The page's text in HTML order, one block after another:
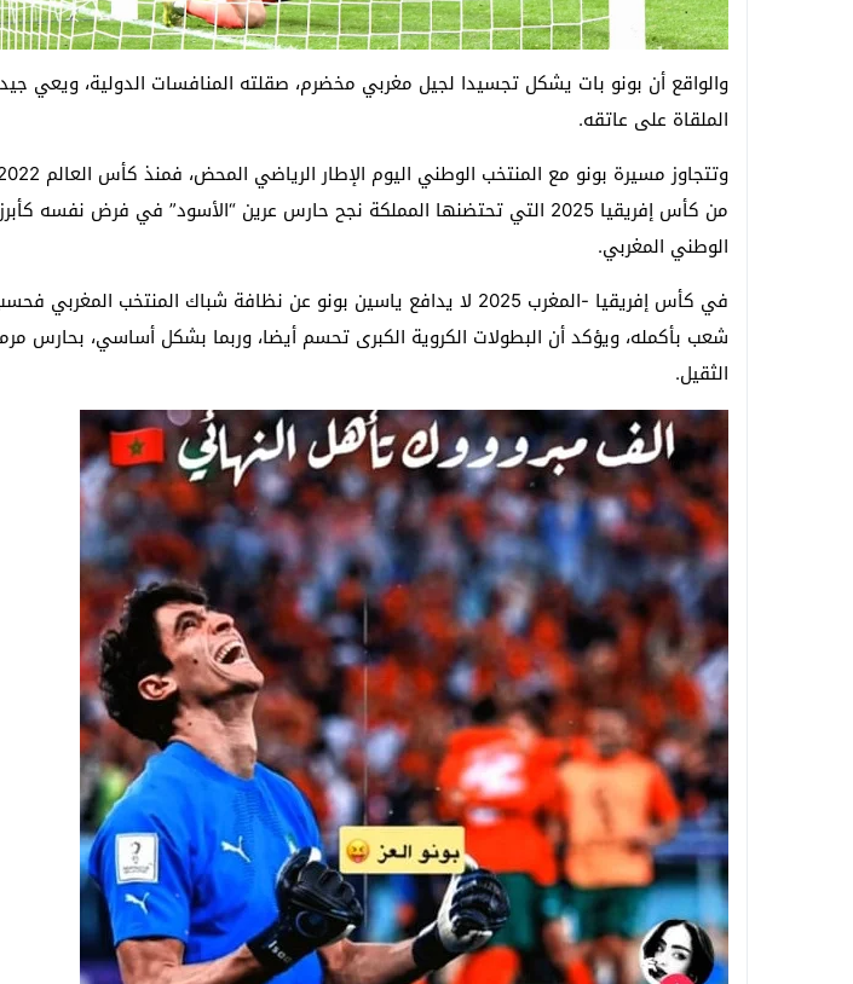
والواقع أن بونو بات يشكل تجسيدا لجيل مغربي مخضرم، صقلته المنافسات الدولية، ويعي
الملقاة على عاتقه.
من كأس إفريقيا 2025 التي تحتضنها المملكة نجح حارس عرين “الأسود” في فرض نفسه
الوطني المغربي.
في كأس إفريقيا -المغرب 2025 لا يدافع ياسين بونو عن نظافة شباك المنتخب
شعب بأكمله، ويؤكد أن البطولات الكروية الكبرى تحسم أيضا، وربما بشكل أساسي، بحارس
الثقيل.